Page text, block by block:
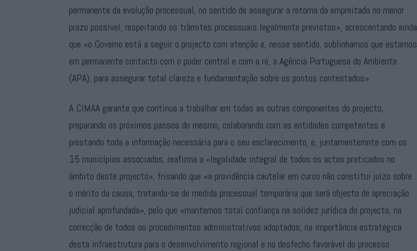
permanente da evolução processual, no sentido de assegurar a retoma da empreitada no menor
prazo possível, respeitando os trâmites processuais legalmente previstos», acrescentando ainda
que «o Governo está a seguir o projecto com atenção e, nesse sentido, sublinhamos que estamos
em permanente contacto com o poder central e com a ré, a Agência Portuguesa do Ambiente
(APA), para assegurar total clareza e fundamentação sobre os pontos contestados».
A CIMAA garante que continua a trabalhar em todas as outras componentes do projecto,
preparando os próximos passos do mesmo, colaborando com as entidades competentes e
prestando toda a informação necessária para o seu esclarecimento, e, juntamentemnte com os
15 municípios associados, reafirma a «legalidade integral de todos os actos praticados no
âmbito deste projecto», frisando que «a providência cautelar em curso não constitui juízo sobre
o mérito da causa, tratando-se de medida processual temporária que será objecto de apreciação
judicial aprofundada», pelo que «mantemos total confiança na solidez jurídica do projecto, na
correcção de todos os procedimentos administrativos adoptados, na importância estratégica
desta infraestrutura para o desenvolvimento regional e no desfecho favorável do processo